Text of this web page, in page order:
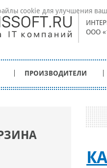
ООО
ПРОИЗВОДИТЕЛИ
cookie для улучшения